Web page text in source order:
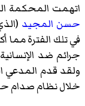
اتهمت المحكمة
حسن المجيد
في تلك الفترة
جرائم ضد
خلال نظام صدام